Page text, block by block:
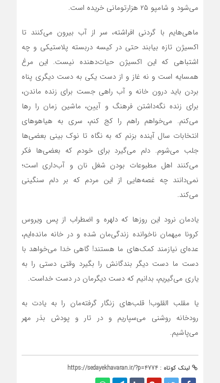
می‌شود و شامپو ۲۵ هزارتومانی خریده است.
ماهی‌هایم با گردنی افراشته، سر از آب بیرون می‌کنند تا
اکسیژن تازه بیابند حتی در کیسه دربسته پلاستیکی و چه
اشتباهی که این اکسیژن حیات‌دهنده نیست. این مرغ
همسایه است و نه غاز و از دست یکی به دست دیگری پناه
بردن باید درون خانه و آب راهی جست برای زنده ماندن،
برای زنده نگه‌داشتن فرهنگ و آیین، ماشین زمان را رها
می‌کنم. می‌خواهم راهم را کج کنم، سری به هیاهوهای
انتخابات سال آینده بزنم که به نگاه تا نوک بینی بعضی‌ها
جلب می‌شوم. دلم می‌گیرد برای خودم که بعضی‌ها فکر
می‌کنند اهل مطبوعات بودن شغل نان‌ و آب‌داری است؛
نمی‌دانند چه غصه‌هایی از این مردم که بر دلم سنگینی
می‌کند.
یادمان نرود این روزها که دلهره و اضطراب از پس ویروس
کرونا میهمان ناخوانده زندگی‌مان شده و در خانه مانده‌ایم،
عده‌ای نیازمند کمک‌های ما هستند! گاهی خدا می‌خواهد با
دست ما دست دیگر بندگانش را بگیرد وقتی دستی را به
یاری می‌گیریم، بدانیم که دست دیگرمان در دست خداست.
یا مقلب القلوب! قلب‌های زنگار گرفته‌مان را به یادت به
رودخانه روشنی می‌سپاریم و در تار و پودش بذر مهر
می‌پاشیم.
لینک کوتاه : https://sedayekhavaran.ir/?p=4774